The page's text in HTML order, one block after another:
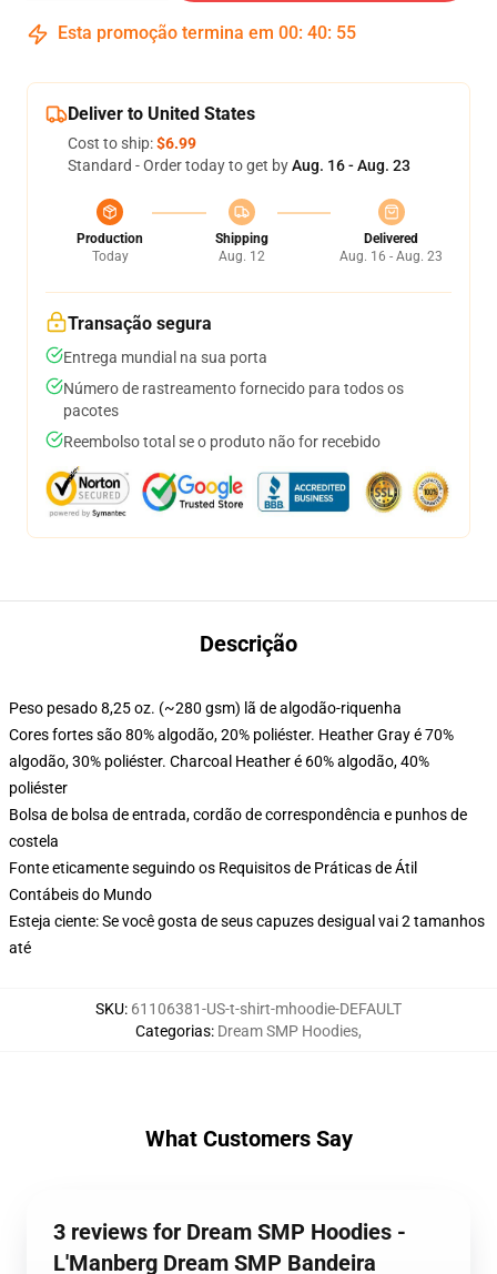
Esta promoção termina em 00: 40: 54
Deliver to United States
Cost to ship:$6.99
Standard - Order today to get byAug. 16 - Aug. 23
Production
Today
Shipping
Aug. 12
Delivered
Aug. 16 - Aug. 23
Transação segura
Entrega mundial na sua porta
Número de rastreamento fornecido para todos os
pacotes
Reembolso total se o produto não for recebido
Descrição
Peso pesado 8,25 oz. (~280 gsm) lã de algodão-riquenha
Cores fortes são 80% algodão, 20% poliéster. Heather Gray é 70%
algodão, 30% poliéster. Charcoal Heather é 60% algodão, 40%
poliéster
Bolsa de bolsa de entrada, cordão de correspondência e punhos de
costela
Fonte eticamente seguindo os Requisitos de Práticas de Átil
Contábeis do Mundo
Esteja ciente: Se você gosta de seus capuzes desigual vai 2 tamanhos
até
SKU: 61106381-US-t-shirt-mhoodie-DEFAULT
Categorias: Dream SMP Hoodies,
What Customers Say
3 reviews for Dream SMP Hoodies -
L'Manberg Dream SMP Bandeira